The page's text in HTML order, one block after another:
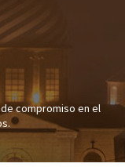
compromiso en el